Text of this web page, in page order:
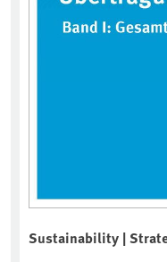
Sustainability |